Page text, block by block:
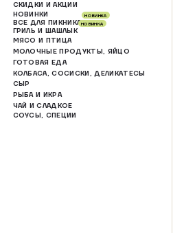
СКИДКИ И АКЦИИ
НОВИНКИ
ВСЕ ДЛЯ ПИКНИКА
НОВИНКА
ГРИЛЬ И ШАШЛЫК
НОВИНКА
МЯСО И ПТИЦА
МОЛОЧНЫЕ ПРОДУКТЫ, ЯЙЦО
ГОТОВАЯ ЕДА
КОЛБАСА, СОСИСКИ, ДЕЛИКАТЕСЫ
СЫР
РЫБА И ИКРА
ЧАЙ И СЛАДКОЕ
СОУСЫ, СПЕЦИИ